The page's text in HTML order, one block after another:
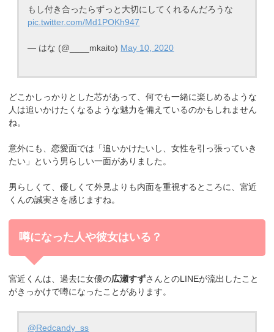
もし付き合ったらずっと大切にしてくれるんだろうな
pic.twitter.com/Md1POKh947
— はな (@____mkaito) May 10, 2020
どこかしっかりとした芯があって、何でも一緒に楽しめるような
人は追いかけたくなるような魅力を備えているのかもしれません
ね。
意外にも、恋愛面では「追いかけたいし、女性を引っ張っていき
たい」という男らしい一面がありました。
男らしくて、優しくて外見よりも内面を重視するところに、宮近
くんの誠実さを感じますね。
噂になった人や彼女はいる？
宮近くんは、過去に女優の広瀬すずさんとのLINEが流出したこと
がきっかけで噂になったことがあります。
@Redcandy_ss